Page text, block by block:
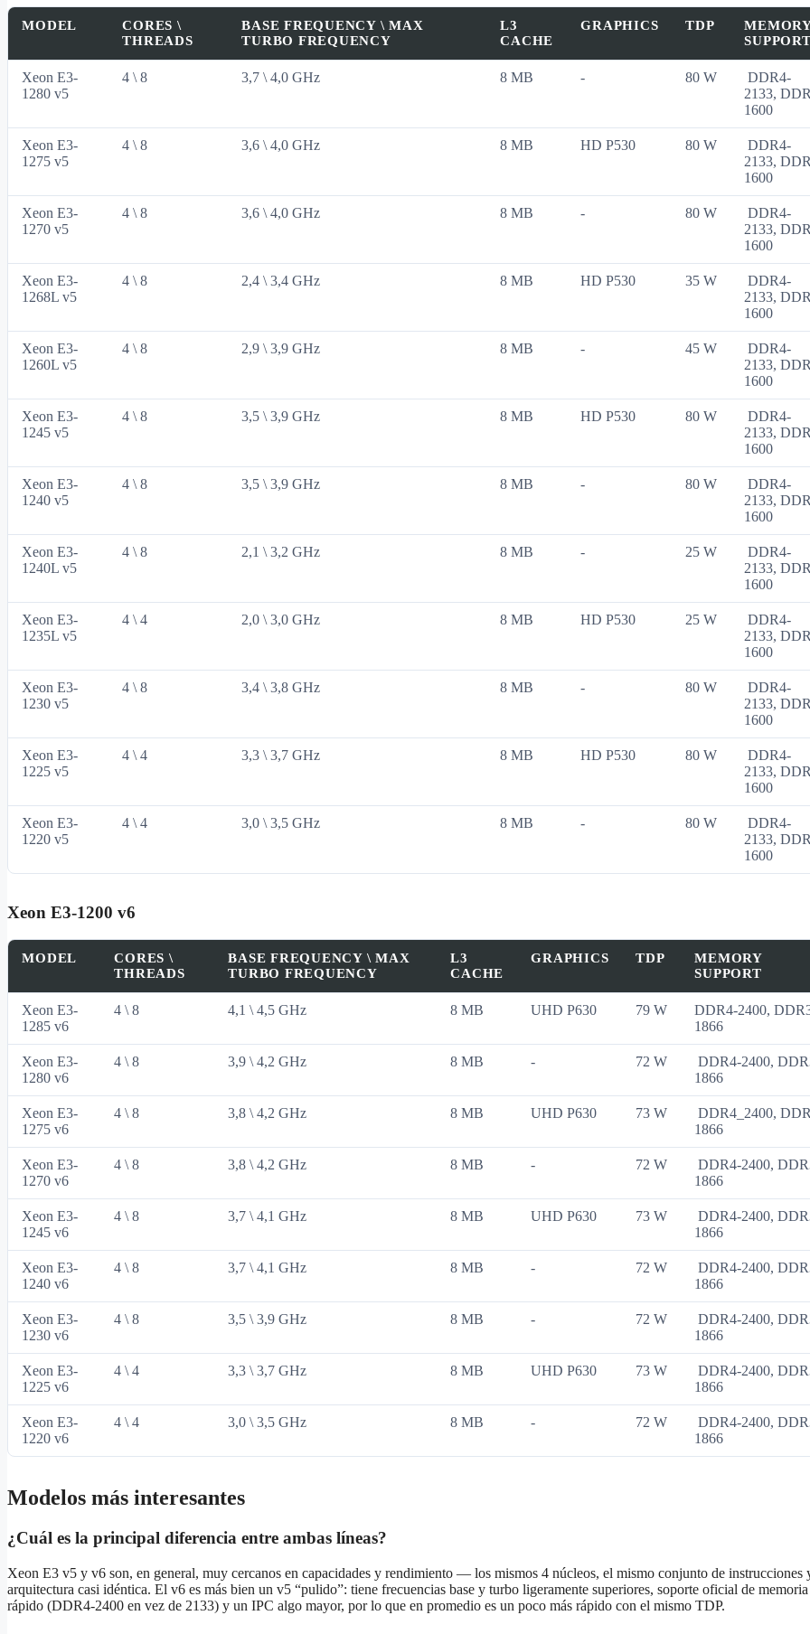
MODEL
CORES \
THREADS
BASE FREQUENCY \ MAX
TURBO FREQUENCY
L3
CACHE
GRAPHICS TDP
SUPPORT
Xeon E3-
1280 v5
4 \ 8 3,7 \ 4,0 GHz 8 MB - 80 W
DDR4-
2133,
1600
Xeon E3-
1275 v5
4 \ 8 3,6 \ 4,0 GHz 8 MB HD P530 80 W
DDR4-
2133,
1600
Xeon E3-
1270 v5
4 \ 8 3,6 \ 4,0 GHz 8 MB - 80 W
DDR4-
2133,
1600
Xeon E3-
1268L v5
4 \ 8 2,4 \ 3,4 GHz 8 MB HD P530 35 W
DDR4-
2133,
1600
Xeon E3-
1260L v5
4 \ 8 2,9 \ 3,9 GHz 8 MB - 45 W
DDR4-
2133,
1600
Xeon E3-
1245 v5
4 \ 8 3,5 \ 3,9 GHz 8 MB HD P530 80 W
DDR4-
2133,
1600
Xeon E3-
1240 v5
4 \ 8 3,5 \ 3,9 GHz 8 MB - 80 W
DDR4-
2133,
1600
Xeon E3-
1240L v5
4 \ 8 2,1 \ 3,2 GHz 8 MB - 25 W
DDR4-
2133,
1600
Xeon E3-
1235L v5
4 \ 4 2,0 \ 3,0 GHz 8 MB HD P530 25 W
DDR4-
2133,
1600
Xeon E3-
1230 v5
4 \ 8 3,4 \ 3,8 GHz 8 MB - 80 W
DDR4-
2133,
1600
Xeon E3-
1225 v5
4 \ 4 3,3 \ 3,7 GHz 8 MB HD P530 80 W
DDR4-
2133,
1600
Xeon E3-
1220 v5
4 \ 4 3,0 \ 3,5 GHz 8 MB - 80 W
DDR4-
2133,
1600
Xeon E3‑1200 v6
MODEL
CORES \
THREADS
BASE FREQUENCY \ MAX
TURBO FREQUENCY
L3
CACHE
GRAPHICS TDP
MEMORY
SUPPORT
Xeon E3-
1285 v6
4 \ 8 4,1 \ 4,5 GHz 8 MB UHD P630 79 W
DDR4-2400,
1866
Xeon E3-
1280 v6
4 \ 8 3,9 \ 4,2 GHz 8 MB - 72 W
DDR4-2400,
1866
Xeon E3-
1275 v6
4 \ 8 3,8 \ 4,2 GHz 8 MB UHD P630 73 W
DDR4_2400,
1866
Xeon E3-
1270 v6
4 \ 8 3,8 \ 4,2 GHz 8 MB - 72 W
DDR4-2400,
1866
Xeon E3-
1245 v6
4 \ 8 3,7 \ 4,1 GHz 8 MB UHD P630 73 W
DDR4-2400,
1866
Xeon E3-
1240 v6
4 \ 8 3,7 \ 4,1 GHz 8 MB - 72 W
DDR4-2400,
1866
Xeon E3-
1230 v6
4 \ 8 3,5 \ 3,9 GHz 8 MB - 72 W
DDR4-2400,
1866
Xeon E3-
1225 v6
4 \ 4 3,3 \ 3,7 GHz 8 MB UHD P630 73 W
DDR4-2400,
1866
Xeon E3-
1220 v6
4 \ 4 3,0 \ 3,5 GHz 8 MB - 72 W
DDR4-2400,
1866
Modelos más interesantes
¿Cuál es la principal diferencia entre ambas líneas?
Xeon E3 v5 y v6 son, en general, muy cercanos en capacidades y rendimiento — los mismos 4 núcleos, el mismo conjunto de instrucciones
arquitectura casi idéntica. El v6 es más bien un v5 “pulido”: tiene frecuencias base y turbo ligeramente superiores, soporte oficial de memoria
rápido (DDR4‑2400 en vez de 2133) y un IPC algo mayor, por lo que en promedio es un poco más rápido con el mismo TDP.